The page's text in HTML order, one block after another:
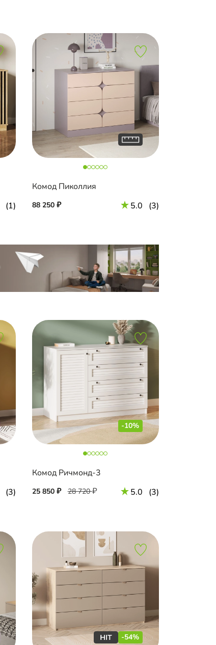
(1)
Комод Пиколлия
88 250 5.0 (3)
(3)
-10%
Комод Ричмонд-3
25 850 28 720 5.0 (3)
-54%